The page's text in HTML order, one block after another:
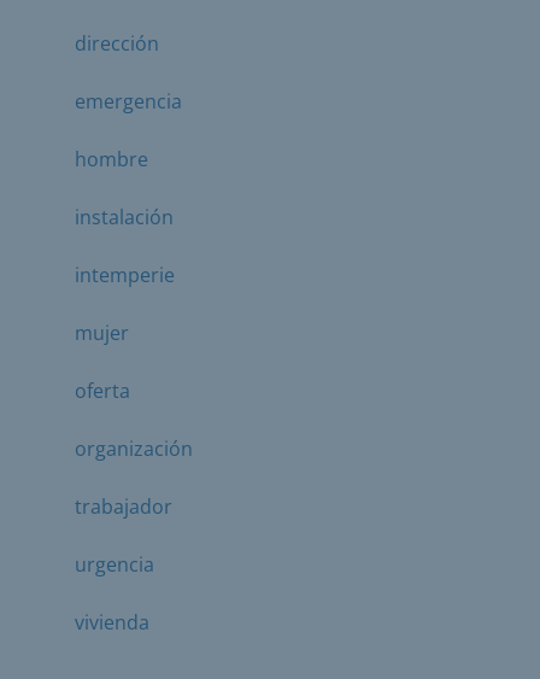
dirección
emergencia
hombre
instalación
intemperie
mujer
oferta
organización
trabajador
urgencia
vivienda